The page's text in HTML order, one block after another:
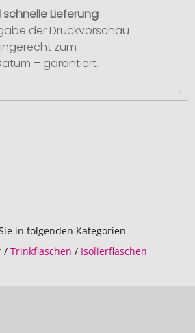
Lieferung
der Druckvorschau
zum
– garantiert.
in folgenden Kategorien
/ Trinkflaschen / Isolierflaschen